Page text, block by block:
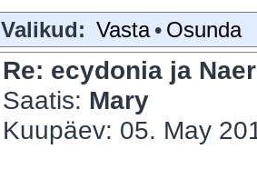
Valikud: Vasta • Osunda
Re: ecydonia ja
Saatis: Mary
Kuupäev: 05. May